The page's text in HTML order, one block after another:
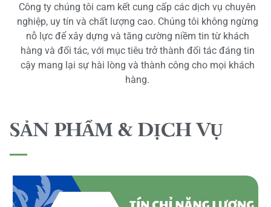
Công ty chúng tôi cam kết cung cấp các dịch vụ chuyên
nghiệp, uy tín và chất lượng cao. Chúng tôi không ngừng
nỗ lực để xây dựng và tăng cường niềm tin từ khách
hàng và đối tác, với mục tiêu trở thành đối tác đáng tin
cậy mang lại sự hài lòng và thành công cho mọi khách
hàng.
SẢN PHẨM & DỊCH VỤ